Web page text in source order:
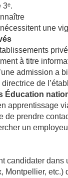
une
à titre
admission a
de
Éducation
apprentissage
de prendre
un
candidater dans
Montpellier, etc.)